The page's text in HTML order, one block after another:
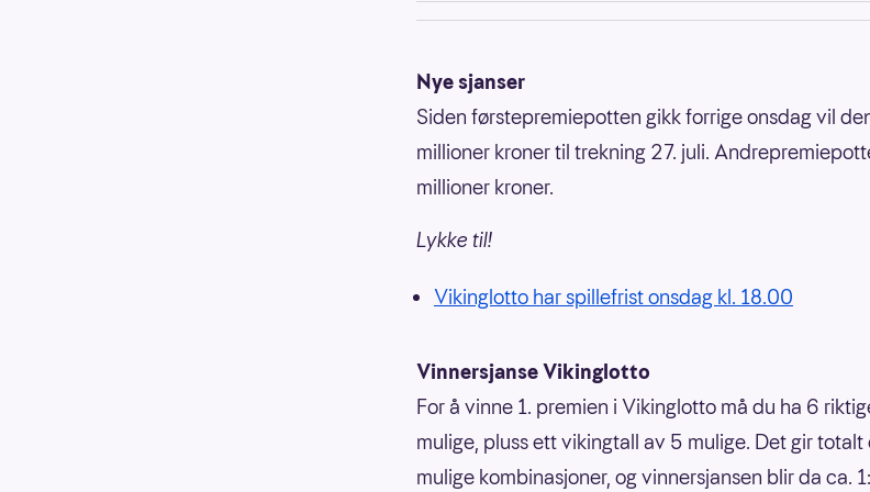
Nye sjanser
Siden førstepremiepotten gikk forrige onsdag vil
millioner kroner til trekning 27. juli.
millioner kroner.
Lykke til!
Vikinglotto har spillefrist onsdag kl. 18.00
Vinnersjanse Vikinglotto
For å vinne 1. premien i Vikinglotto må du ha 6
mulige, pluss ett vikingtall av 5 mulige. Det gir
mulige kombinasjoner, og vinnersjansen blir da ca.